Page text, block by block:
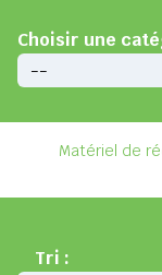
Choisir une
Matériel de
Tri :